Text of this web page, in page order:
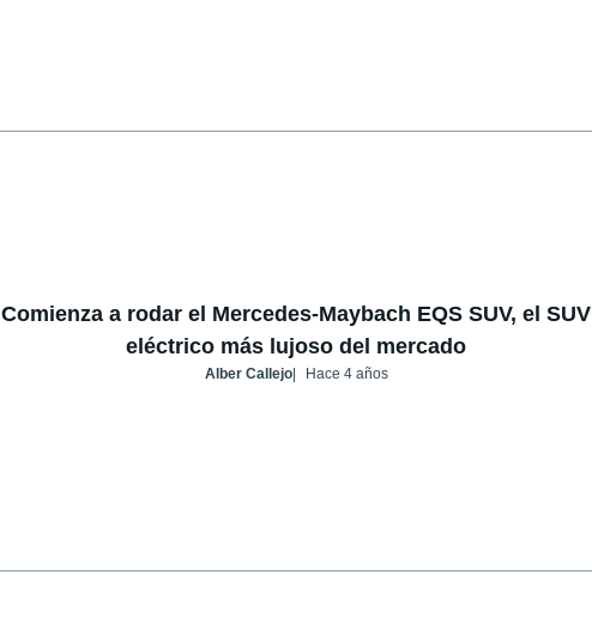
Comienza a rodar el Mercedes-Maybach EQS SUV, el SUV
eléctrico más lujoso del mercado
Alber Callejo Hace 4 años